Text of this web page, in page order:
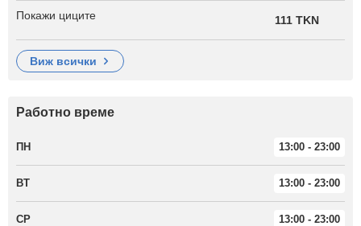
Покажи циците 111 TKN
виж всички
Работно време
ПН 13:00 - 23:00
ВТ 13:00 - 23:00
СР 13:00 - 23:00